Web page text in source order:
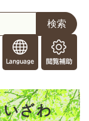
o
r
e
閲
覧
助
いざわ